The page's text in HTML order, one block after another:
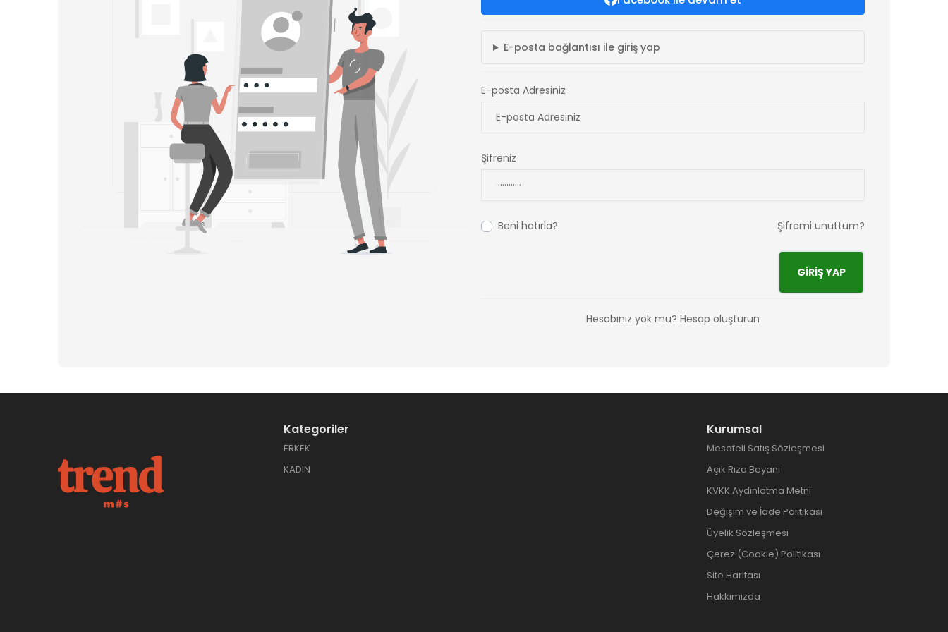
E-posta bağlantısı ile giriş yap
E-posta Adresiniz
Şifreniz
Beni hatırla? Şifremi unuttum?
GIRIŞ YAP
Hesabınız yok mu? Hesap oluşturun
Kategoriler
ERKEK
KADIN
Kurumsal
Mesafeli Satış Sözleşmesi
Açık Rıza Beyanı
KVKK Aydınlatma Metni
Değişim ve İade Politikası
Üyelik Sözleşmesi
Çerez (Cookie) Politikası
Site Haritası
Hakkımızda